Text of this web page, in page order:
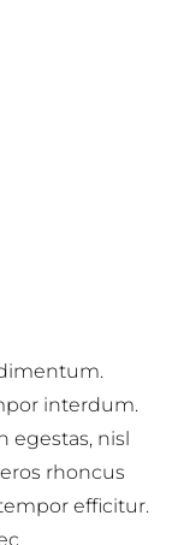
interdum.
egestas, nisl
rhoncus
efficitur.